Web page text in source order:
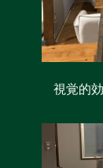
視覚的